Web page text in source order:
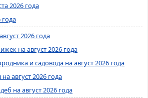
2026 года
года
2026 года
на август 2026 года
и садовода на август 2026 года
август 2026 года
на август 2026 года